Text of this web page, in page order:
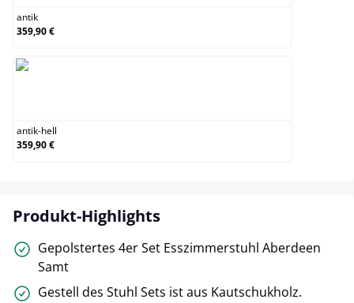
antik
359,90 €
antik-hell
359,90 €
Produkt-Highlights
Gepolstertes 4er Set Esszimmerstuhl Aberdeen
Samt
Gestell des Stuhl Sets ist aus Kautschukholz.